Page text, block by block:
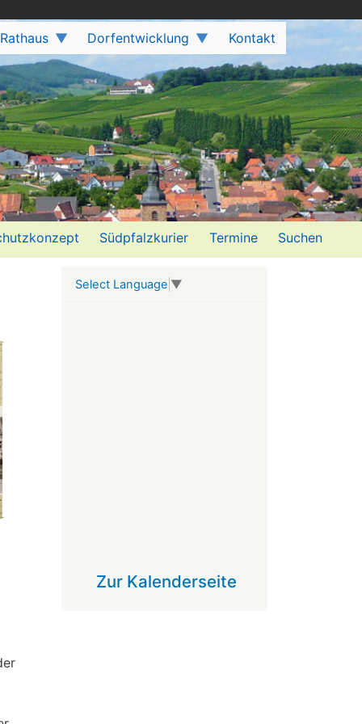
Dorfentwicklung
Kontakt
Südpfalzkurier Termine Suchen
Select Language ▼
Zur Kalenderseite